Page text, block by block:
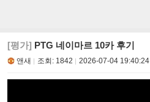
[평가] PTG 네이마르 10카 후기
앤새 조회: 1842 2026-07-04 19:40:24